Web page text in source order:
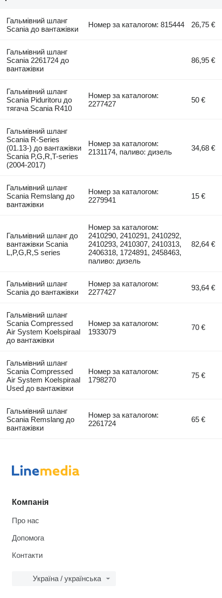
Гальмівний шланг
Scania до вантажівки
Номер за каталогом: 815444 26,75 €
Гальмівний шланг
Scania 2261724 до
вантажівки
86,95 €
Гальмівний шланг
Scania Piduritoru до
тягача Scania R410
Номер за каталогом:
2277427
50 €
Гальмівний шланг
Scania R-Series
(01.13-) до вантажівки
Scania P,G,R,T-series
(2004-2017)
Номер за каталогом:
2131174, паливо: дизель
34,68 €
Гальмівний шланг
Scania Remslang до
вантажівки
Номер за каталогом:
2279941
15 €
Гальмівний шланг до
вантажівки Scania
L,P,G,R,S series
Номер за каталогом:
2410290, 2410291, 2410292,
2410293, 2410307, 2410313,
2406318, 1724891, 2458463,
паливо: дизель
82,64 €
Гальмівний шланг
Scania до вантажівки
Номер за каталогом:
2277427
93,64 €
Гальмівний шланг
Scania Compressed
Air System Koelspiraal
до вантажівки
Номер за каталогом:
1933079
70 €
Гальмівний шланг
Scania Compressed
Air System Koelspiraal
Used до вантажівки
Номер за каталогом:
1798270
75 €
Гальмівний шланг
Scania Remslang до
вантажівки
Номер за каталогом:
2261724
65 €
Компанія
Про нас
Допомога
Контакти
Україна / українська